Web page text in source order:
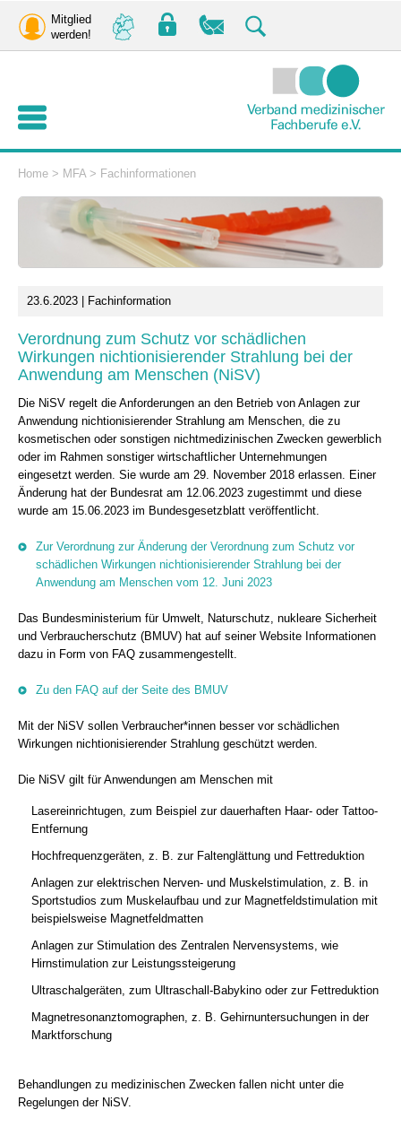
Mitglied
werden!
Home > MFA> Fachinformationen
23.6.2023 | Fachinformation
Verordnung zum Schutz vor schädlichen
Wirkungen nichtionisierender Strahlung bei der
Anwendung am Menschen (NiSV)
Die NiSV regelt die Anforderungen an den Betrieb von Anlagen zur
Anwendung nichtionisierender Strahlung am Menschen, die zu
kosmetischen oder sonstigen nichtmedizinischen Zwecken gewerblich
oder im Rahmen sonstiger wirtschaftlicher Unternehmungen
eingesetzt werden. Sie wurde am 29. November 2018 erlassen. Einer
Änderung hat der Bundesrat am 12.06.2023 zugestimmt und diese
wurde am 15.06.2023 im Bundesgesetzblatt veröffentlicht.
Zur Verordnung zur Änderung der Verordnung zum Schutz vor
schädlichen Wirkungen nichtionisierender Strahlung bei der
Anwendung am Menschen vom 12. Juni 2023
Das Bundesministerium für Umwelt, Naturschutz, nukleare Sicherheit
und Verbraucherschutz (BMUV) hat auf seiner Website Informationen
dazu in Form von FAQ zusammengestellt.
Zu den FAQ auf der Seite des BMUV
Mit der NiSV sollen Verbraucher*innen besser vor schädlichen
Wirkungen nichtionisierender Strahlung geschützt werden.
Die NiSV gilt für Anwendungen am Menschen mit
Lasereinrichtugen, zum Beispiel zur dauerhaften Haar- oder Tattoo-
Entfernung
Hochfrequenzgeräten, z. B. zur Faltenglättung und Fettreduktion
Anlagen zur elektrischen Nerven- und Muskelstimulation, z. B. in
Sportstudios zum Muskelaufbau und zur Magnetfeldstimulation mit
beispielsweise Magnetfeldmatten
Anlagen zur Stimulation des Zentralen Nervensystems, wie
Hirnstimulation zur Leistungssteigerung
Ultraschalgeräten, zum Ultraschall-Babykino oder zur Fettreduktion
Magnetresonanztomographen, z. B. Gehirnuntersuchungen in der
Marktforschung
Behandlungen zu medizinischen Zwecken fallen nicht unter die
Regelungen der NiSV.